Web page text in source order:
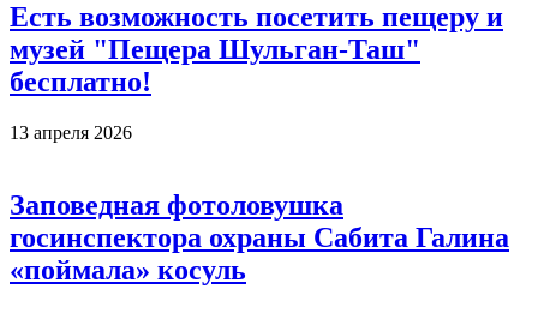
Есть возможность посетить пещеру и
музей "Пещера Шульган-Таш"
бесплатно!
13 апреля 2026
Заповедная фотоловушка
госинспектора охраны Сабита Галина
«поймала» косуль